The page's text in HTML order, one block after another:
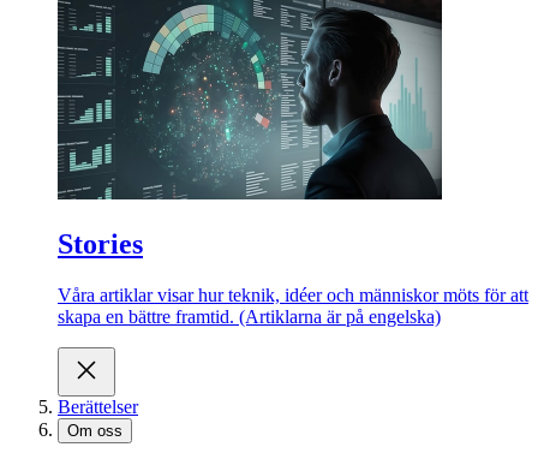
Stories
Våra artiklar visar hur teknik, idéer och människor möts för att
skapa en bättre framtid. (Artiklarna är på engelska)
Berättelser
Om oss